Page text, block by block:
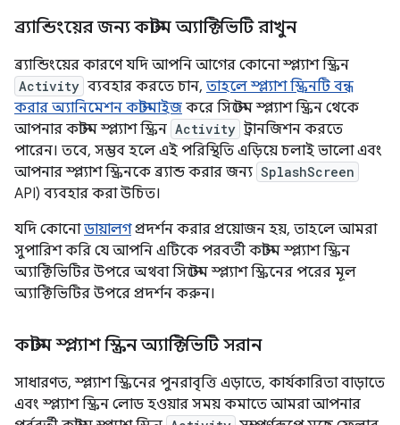
ব্র্যান্ডিংয়ের জন্য কাস্টম অ্যাক্টিভিটি রাখুন
ব্র্যান্ডিংয়ের কারণে যদি আপনি আগের কোনো স্প্ল্যাশ স্ক্রিন
Activity ব্যবহার করতে চান, তাহলে স্প্ল্যাশ স্ক্রিনটি বন্ধ
করার অ্যানিমেশন কাস্টমাইজ করে সিস্টেম স্প্ল্যাশ স্ক্রিন থেকে
আপনার কাস্টম স্প্ল্যাশ স্ক্রিন Activity ট্রানজিশন করতে
পারেন। তবে, সম্ভব হলে এই পরিস্থিতি এড়িয়ে চলাই ভালো এবং
আপনার স্প্ল্যাশ স্ক্রিনকে ব্র্যান্ড করার জন্য SplashScreen
API) ব্যবহার করা উচিত।
যদি কোনোডায়ালগপ্রদর্শন করার প্রয়োজন হয়, তাহলে আমরা
সুপারিশ করি যে আপনি এটিকে পরবর্তী কাস্টম স্প্ল্যাশ স্ক্রিন
অ্যাক্টিভিটির উপরে অথবা সিস্টেম স্প্ল্যাশ স্ক্রিনের পরের মূল
অ্যাক্টিভিটির উপরে প্রদর্শন করুন।
কাস্টম স্প্ল্যাশ স্ক্রিন অ্যাক্টিভিটি সরান
সাধারণত, স্প্ল্যাশ স্ক্রিনের পুনরাবৃত্তি এড়াতে, কার্যকারিতা বাড়াতে
এবং স্প্ল্যাশ স্ক্রিন লোড হওয়ার সময় কমাতে আমরা আপনার